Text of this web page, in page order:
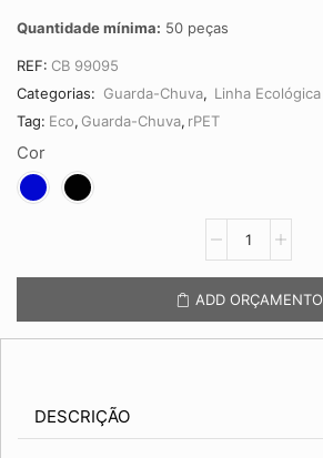
Quantidade mínima: 50 peças
REF: CB 99095
Categorias: Guarda-Chuva, Linha Ecológica
Tag: Eco, Guarda-Chuva, rPET
Cor
CB
ADD ORÇAMENTO
DESCRIÇÃO